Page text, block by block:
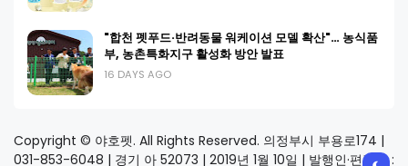
"합천 펫푸드·반려동물 워케이션 모델 확산"… 농식품
부, 농촌특화지구 활성화 방안 발표
16 DAYS AGO
Copyright © 야호펫. All Rights Reserved. 의정부시 부용로174 |
031-853-6048 | 경기 아 52073 | 2019년 1월 10일 | 발행인·편집인 :